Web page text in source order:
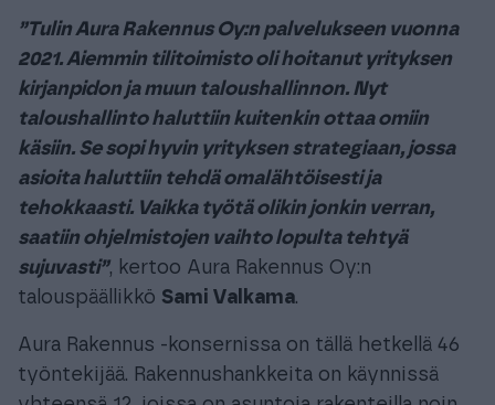
”Tulin Aura Rakennus Oy:n palvelukseen vuonna
2021. Aiemmin tilitoimisto oli hoitanut yrityksen
kirjanpidon ja muun taloushallinnon. Nyt
taloushallinto haluttiin kuitenkin ottaa omiin
käsiin. Se sopi hyvin yrityksen strategiaan, jossa
asioita haluttiin tehdä omalähtöisesti ja
tehokkaasti. Vaikka työtä olikin jonkin verran,
saatiin ohjelmistojen vaihto lopulta tehtyä
sujuvasti”, kertoo Aura Rakennus Oy:n
talouspäällikkö Sami Valkama.
Aura Rakennus -konsernissa on tällä hetkellä 46
työntekijää. Rakennushankkeita on käynnissä